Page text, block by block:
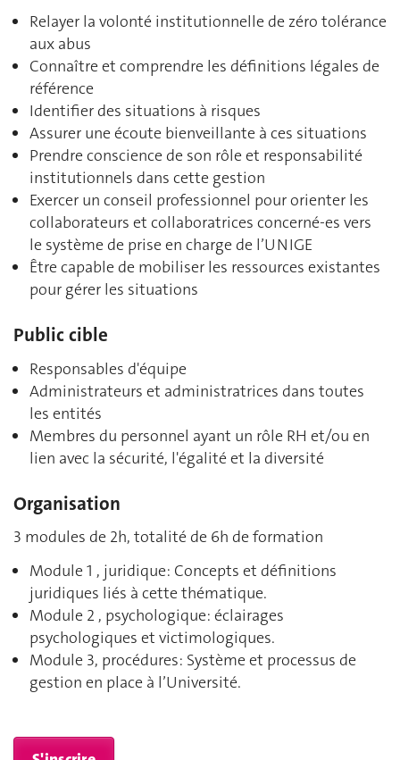
Relayer la volonté institutionnelle de zéro tolérance
aux abus
Connaître et comprendre les définitions légales de
référence
Identifier des situations à risques
Assurer une écoute bienveillante à ces situations
Prendre conscience de son rôle et responsabilité
institutionnels dans cette gestion
Exercer un conseil professionnel pour orienter les
collaborateurs et collaboratrices concerné-es vers
le système de prise en charge de l’UNIGE
Être capable de mobiliser les ressources existantes
pour gérer les situations
Public cible
Responsables d'équipe
Administrateurs et administratrices dans toutes
les entités
Membres du personnel ayant un rôle RH et/ou en
lien avec la sécurité, l'égalité et la diversité
Organisation
3 modules de 2h, totalité de 6h de formation
Module 1 , juridique: Concepts et définitions
juridiques liés à cette thématique.
Module 2 , psychologique: éclairages
psychologiques et victimologiques.
Module 3, procédures: Système et processus de
gestion en place à l’Université.